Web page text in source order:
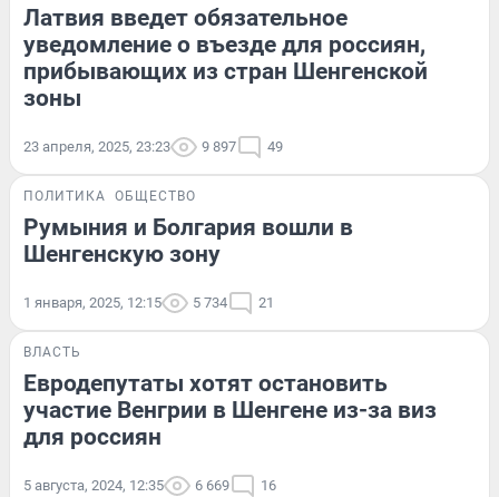
Латвия введет обязательное
уведомление о въезде для россиян,
прибывающих из стран Шенгенской
зоны
23 апреля, 2025, 23:23 9 897 49
ПОЛИТИКА ОБЩЕСТВО
Румыния и Болгария вошли в
Шенгенскую зону
1 января, 2025, 12:15 5 734 21
ВЛАСТЬ
Евродепутаты хотят остановить
участие Венгрии в Шенгене из-за виз
для россиян
5 августа, 2024, 12:35 6 669 16